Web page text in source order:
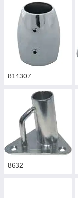
814307
8632